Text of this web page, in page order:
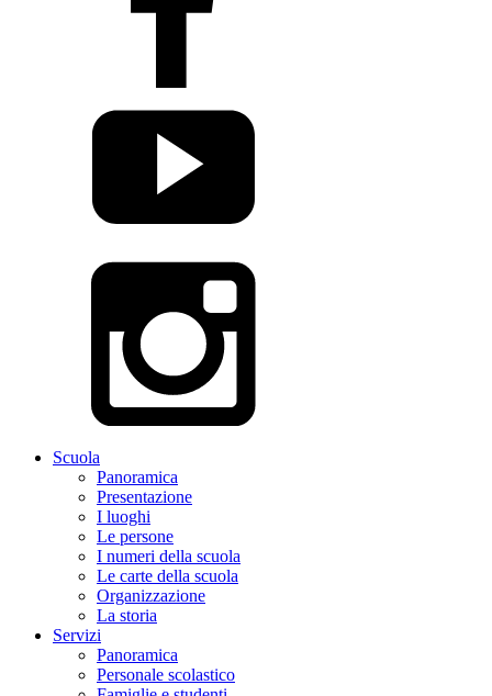
Scuola
Panoramica
Presentazione
I luoghi
Le persone
I numeri della scuola
Le carte della scuola
Organizzazione
La storia
Servizi
Panoramica
Personale scolastico